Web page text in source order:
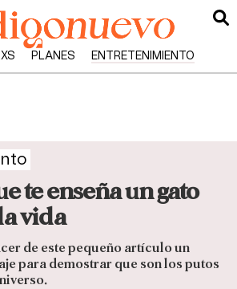
PLANES ENTRETENIMIENTO
te enseña un gato
vida
de este pequeño artículo un
para demostrar que son los putos